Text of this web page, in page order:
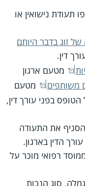
תעודת נישואין או
זוג בדבר היותם
דין.
מטעם ארגון
משותפים
מטעם
הטופס בפני עורך דין,
את התעודה
הדין בארגון.
רפואי מוכר על
סוג הנכות